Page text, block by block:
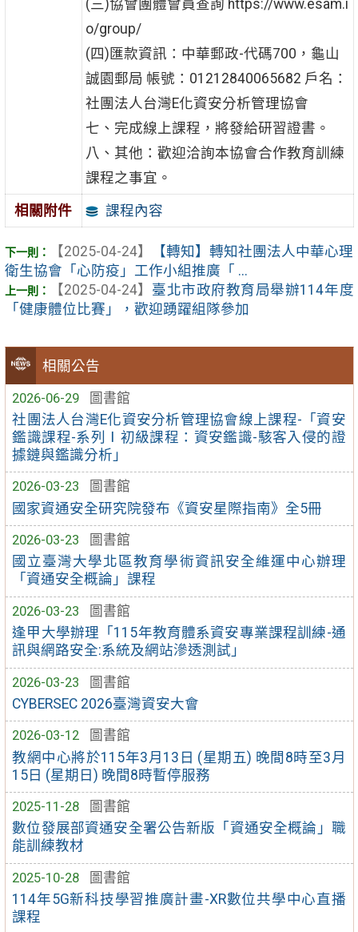
相關公告
2026-06-29
圖書館
社團法人台灣E化資安分析管理協會線上課程-「資安
鑑識課程-系列Ⅰ初級課程：資安鑑識-駭客入侵的證
據鏈與鑑識分析」
2026-03-23
圖書館
國家資通安全研究院發布《資安星際指南》全5冊
2026-03-23
圖書館
國立臺灣大學北區教育學術資訊安全維運中心辦理
「資通安全概論」課程
2026-03-23
圖書館
逢甲大學辦理「115年教育體系資安專業課程訓練-通
訊與網路安全:系統及網站滲透測試」
2026-03-23
圖書館
CYBERSEC 2026臺灣資安大會
2026-03-12
圖書館
教網中心將於115年3月13日 (星期五) 晚間8時至3月
15日 (星期日) 晚間8時暫停服務
2025-11-28
圖書館
數位發展部資通安全署公告新版「資通安全概論」職
能訓練教材
2025-10-28
圖書館
114年5G新科技學習推廣計畫-XR數位共學中心直播
課程
(三)協會團體會員查詢 https://www.esam.i
o/group/
(四)匯款資訊：中華郵政-代碼700，龜山
誠園郵局 帳號：01212840065682 戶名：
社團法人台灣E化資安分析管理協會
七、完成線上課程，將發給研習證書。
八、其他：歡迎洽詢本協會合作教育訓練
課程之事宜。
相關附件 課程內容
【2025-04-24】
【轉知】轉知社團法人中華心理
衛生協會「心防疫」工作小組推廣「 ...
【2025-04-24】 臺北市政府教育局舉辦114年度
「健康體位比賽」，歡迎踴躍組隊參加